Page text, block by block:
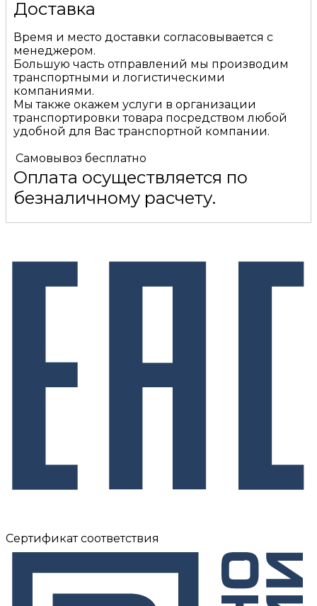
Доставка
Время и место доставки согласовывается с
менеджером.
Большую часть отправлений мы производим
транспортными и логистическими
компаниями.
Мы также окажем услуги в организации
транспортировки товара посредством любой
удобной для Вас транспортной компании.
Самовывоз бесплатно
Оплата осуществляется по
безналичному расчету.
Сертификат соответствия